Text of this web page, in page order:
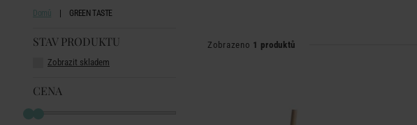
Domů GREEN TASTE
STAV PRODUKTU
Zobrazit skladem
CENA
Zobrazeno 1 produktů